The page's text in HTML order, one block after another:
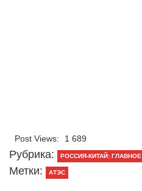
Post Views: 1 689
Рубрика: РОССИЯ-КИТАЙ: ГЛАВНОЕ
Метки: АТЭС